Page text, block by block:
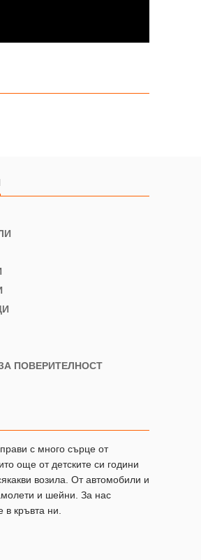
ПОВЕРИТЕЛНОСТ
с много сърце от
още от детските си години
возила. От автомобили и
и шейни. За нас
в кръвта ни.